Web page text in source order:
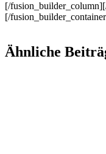
[/
[/
Ähnliche